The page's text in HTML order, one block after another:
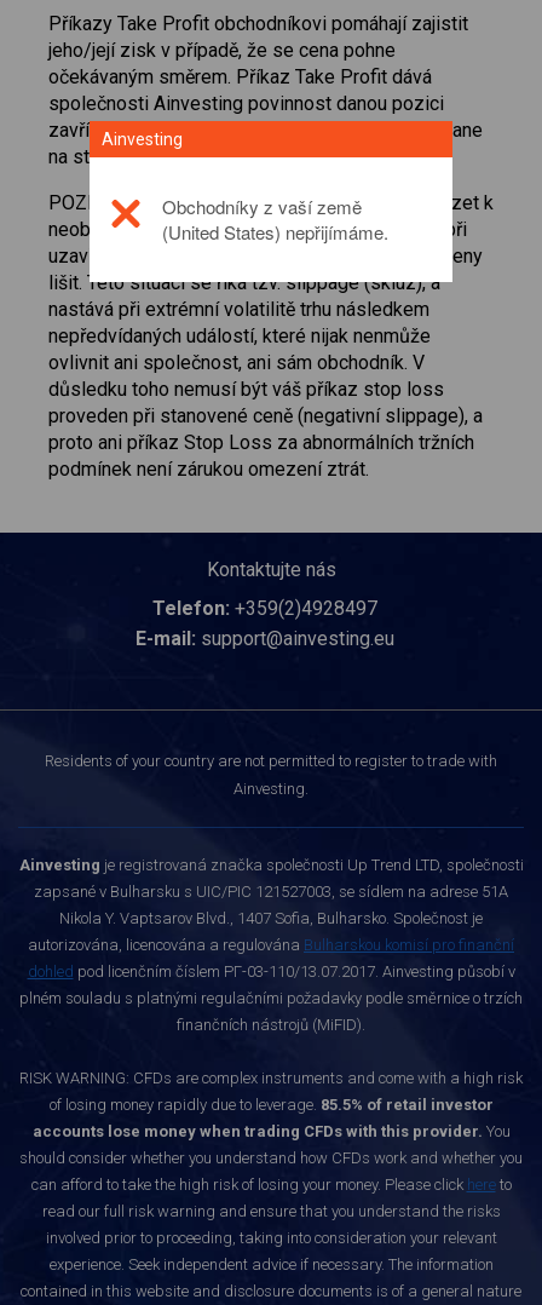
Příkazy Take Profit obchodníkovi pomáhají zajistit
jeho/její zisk v případě, že se cena pohne
očekávaným směrem. Příkaz Take Profit dává
společnosti Ainvesting povinnost danou pozici
zavřít v okamžiku, kdy se cena instrumentu dostane
na stanovenou hodnotu.
POZNÁMKA: Na nestabilních trzích může docházet k
neobyčejné fluktuaci cen CFD, a reálná cena se při
uzavření dané pozice může od přednastavené ceny
lišit. Této situaci se říká tzv. slippage (skluz), a
nastává při extrémní volatilitě trhu následkem
nepředvídaných událostí, které nijak nenmůže
ovlivnit ani společnost, ani sám obchodník. V
důsledku toho nemusí být váš příkaz stop loss
proveden při stanovené ceně (negativní slippage), a
proto ani příkaz Stop Loss za abnormálních tržních
podmínek není zárukou omezení ztrát.
Kontaktujte nás
Telefon: +359(2)4928497
E-mail: support@ainvesting.eu
Residents of your country are not permitted to register to trade with
Ainvesting.
Ainvesting je registrovaná značka společnosti Up Trend LTD, společnosti
zapsané v Bulharsku s UIC/PIC 121527003, se sídlem na adrese 51A
Nikola Y. Vaptsarov Blvd., 1407 Sofia, Bulharsko. Společnost je
autorizována, licencována a regulována Bulharskou komisí pro finanční
dohled pod licenčním číslem РГ-03-110/13.07.2017. Ainvesting působí v
plném souladu s platnými regulačními požadavky podle směrnice o trzích
finančních nástrojů (MiFID).
RISK WARNING: CFDs are complex instruments and come with a high risk
of losing money rapidly due to leverage. 85.5% of retail investor
accounts lose money when trading CFDs with this provider. You
should consider whether you understand how CFDs work and whether you
can afford to take the high risk of losing your money. Please click hereto
read our full risk warning and ensure that you understand the risks
involved prior to proceeding, taking into consideration your relevant
experience. Seek independent advice if necessary. The information
contained in this website and disclosure documents is of a general nature
Ainvesting
Obchodníky z vaší země
(United States) nepřijímáme.